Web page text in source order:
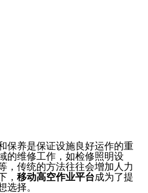
保养是保证设施良好运作的重
的维修工作，如检修照明设
，传统的方法往往会增加人力
， 移动高空作业平台成为了提
选择。